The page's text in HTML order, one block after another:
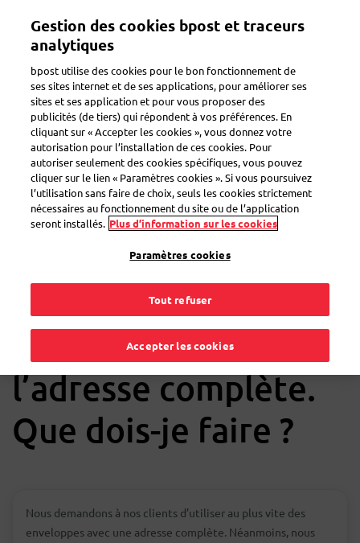
contenu
Toggle navigation
Il y a un problème
J'ai encore des
correspondants qui
utilisent d'anciennes
enveloppes ne
mentionnant pas
l’adresse complète.
Que dois-je faire ?
Nous demandons à nos clients d’utiliser au plus vite des
enveloppes avec une adresse complète. Néanmoins, nous
Gestion des cookies bpost et traceurs
analytiques
bpost utilise des cookies pour le bon fonctionnement de
ses sites internet et de ses applications, pour améliorer ses
sites et ses application et pour vous proposer des
publicités (de tiers) qui répondent à vos préférences. En
cliquant sur « Accepter les cookies », vous donnez votre
autorisation pour l’installation de ces cookies. Pour
autoriser seulement des cookies spécifiques, vous pouvez
cliquer sur le lien « Paramètres cookies ». Si vous poursuivez
l’utilisation sans faire de choix, seuls les cookies strictement
nécessaires au fonctionnement du site ou de l’application
seront installés. Plus d’information sur les cookies
Paramètres cookies
Tout refuser
Accepter les cookies